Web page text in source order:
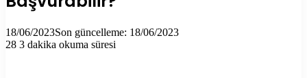
18/06/2023Son güncelleme: 18/06/2023
28 3 dakika okuma süresi